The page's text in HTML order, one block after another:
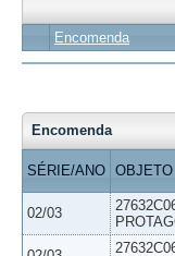
Encomenda
Encomenda
SÉRIE/ANO OBJETO
02/03